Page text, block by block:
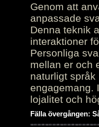
Genom att
anpassade
Denna teknik
interaktioner
Personliga
mellan er och
naturligt
engagemang.
lojalitet och
Fälla övergången: